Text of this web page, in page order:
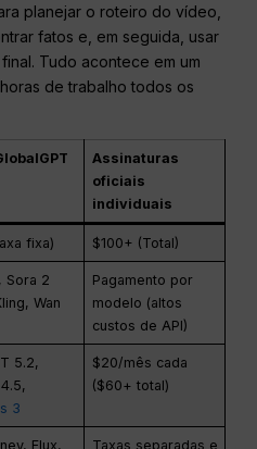
planejar o roteiro do vídeo,
fatos e, em seguida, usar
Tudo acontece em um
de trabalho todos os
Assinaturas
oficiais
individuais
fixa) $100+ (Total)
Sora 2
Wan
Pagamento por
modelo (altos
custos de API)
5.2,
3
$20/mês cada
($60+ total)
Flux,
Taxas separadas e